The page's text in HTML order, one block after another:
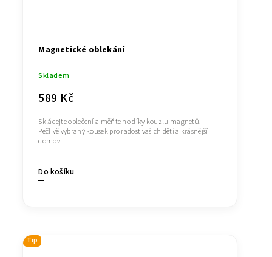
Magnetické oblekání
Skladem
589 Kč
Do košíku
Skládejte oblečení a měňte ho díky kouzlu magnetů.
Pečlivě vybraný kousek pro radost vašich dětí a krásnější
domov.
Tip